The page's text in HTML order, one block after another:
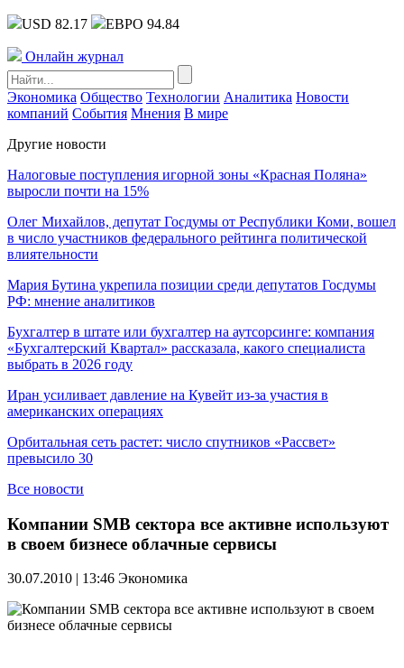
USD 82.17 ЕВРО 94.84
Онлайн журнал
Экономика Общество Технологии Аналитика Новости
компаний События Мнения В мире
Другие новости
Налоговые поступления игорной зоны «Красная Поляна»
выросли почти на 15%
Олег Михайлов, депутат Госдумы от Республики Коми, вошел
в число участников федерального рейтинга политической
влиятельности
Мария Бутина укрепила позиции среди депутатов Госдумы
РФ: мнение аналитиков
Бухгалтер в штате или бухгалтер на аутсорсинге: компания
«Бухгалтерский Квартал» рассказала, какого специалиста
выбрать в 2026 году
Иран усиливает давление на Кувейт из-за участия в
американских операциях
Орбитальная сеть растет: число спутников «Рассвет»
превысило 30
Все новости
Компании SMB сектора все активне используют
в своем бизнесе облачные сервисы
30.07.2010 | 13:46 Экономика